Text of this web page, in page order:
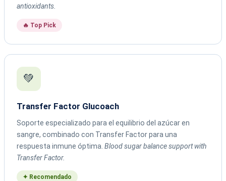
antioxidants.
🔥 Top Pick
💚
Transfer Factor Glucoach
Soporte especializado para el equilibrio del azúcar en
sangre, combinado con Transfer Factor para una
respuesta inmune óptima. Blood sugar balance support with
Transfer Factor.
✦ Recomendado